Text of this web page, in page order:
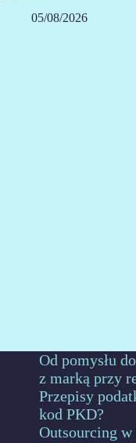
05/08/2026
Od pomysłu
z marką przy
Przepisy
kod PKD?
Outsourcing